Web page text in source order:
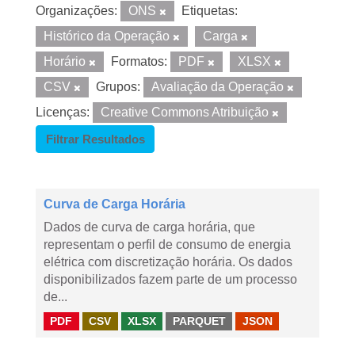
Organizações: ONS
Etiquetas:
Histórico da Operação
Carga
Horário
Formatos: PDF
XLSX
CSV
Grupos:
Avaliação da Operação
Licenças:
Creative Commons Atribuição
Filtrar Resultados
Curva de Carga Horária
Dados de curva de carga horária, que
representam o perfil de consumo de energia
elétrica com discretização horária. Os dados
disponibilizados fazem parte de um processo
de...
PDF CSV XLSX PARQUET JSON